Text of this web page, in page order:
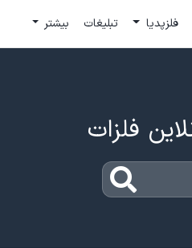
فلزپدیا تبلیغات بیشتر